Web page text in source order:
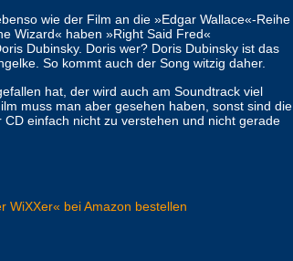
wie der Film an die »Edgar Wallace«-Reihe
Wizard« haben »Right Said Fred«
Dubinsky. Doris wer? Doris Dubinsky ist das
So kommt auch der Song witzig daher.
hat, der wird auch am Soundtrack viel
muss man aber gesehen haben, sonst sind die
CD einfach nicht zu verstehen und nicht gerade
WiXXer« bei Amazon bestellen